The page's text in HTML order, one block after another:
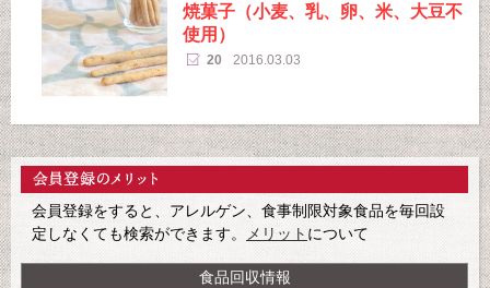
焼菓子（小麦、乳、卵、米、大豆不
使用）
20 2016.03.03
会員登録をすると、アレルゲン、食事制限対象食品を毎回設
定しなくても検索ができます。
メリット について
食品回収情報